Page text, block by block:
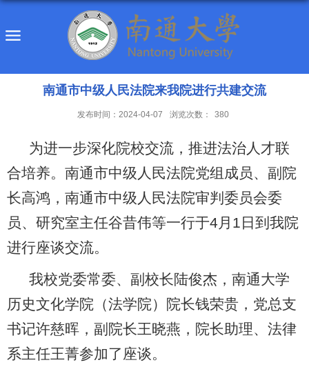
南通市中级人民法院来我院进行共建交流
发布时间：2024-04-07 浏览次数： 380
为进一步深化院校交流，推进法治人才联
合培养。 南通市中级人民法院党组成员、副院
长高鸿，南通市中级人民法院审判委员会委
员、研究室主任谷昔伟等一行于4 月 1 日 到我院
进行座谈交流。
我校党委常委、副校长陆俊杰，南通大学
历史文化学院（法学院）院长钱荣贵，党总支
书记许慈晖，副院长王晓燕，院长助理、法律
系主任王菁参加了座谈。